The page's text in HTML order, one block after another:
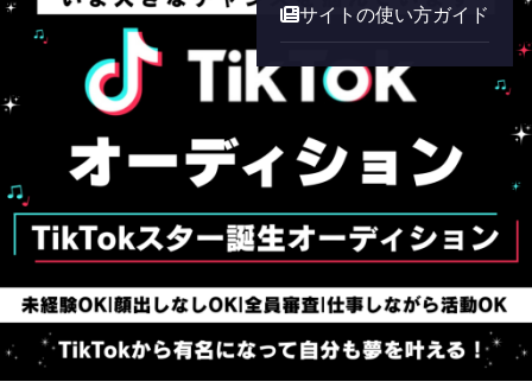
サイトの使い方ガイド